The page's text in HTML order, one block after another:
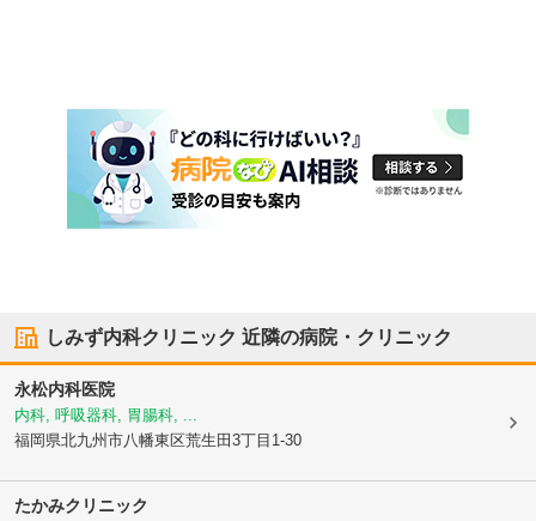
しみず内科クリニック 近隣の病院・クリニック
永松内科医院
内科, 呼吸器科, 胃腸科, ...
福岡県北九州市八幡東区荒生田3丁目1-30
たかみクリニック